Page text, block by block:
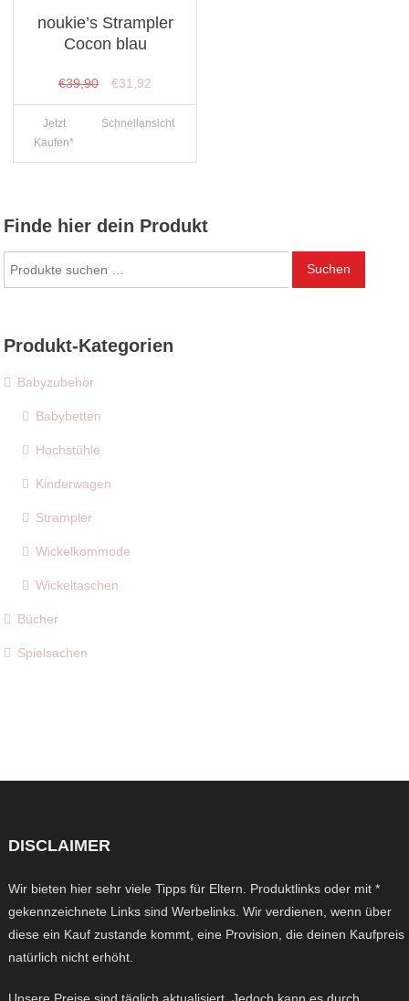
noukie’s Strampler
Cocon blau
€39,90
Ursprünglicher
Preis
war:
€31,92
Preis
ist:
Jetzt
Kaufen*
Schnellansicht
Finde hier dein Produkt
nach:
Suchen
Produkt-Kategorien
Babyzubehör
Babybetten
Hochstühle
Kinderwagen
Strampler
Wickelkommode
Wickeltaschen
Bücher
Spielsachen
DISCLAIMER
Wir bieten hier sehr viele Tipps für Eltern. Produktlinks oder mit *
gekennzeichnete Links sind Werbelinks. Wir verdienen, wenn über
diese ein Kauf zustande kommt, eine Provision, die deinen Kaufpreis
natürlich nicht erhöht.
Unsere Preise sind täglich aktualisiert. Jedoch kann es durch